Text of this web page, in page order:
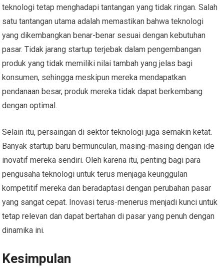
teknologi tetap menghadapi tantangan yang tidak ringan. Salah
satu tantangan utama adalah memastikan bahwa teknologi
yang dikembangkan benar-benar sesuai dengan kebutuhan
pasar. Tidak jarang startup terjebak dalam pengembangan
produk yang tidak memiliki nilai tambah yang jelas bagi
konsumen, sehingga meskipun mereka mendapatkan
pendanaan besar, produk mereka tidak dapat berkembang
dengan optimal.
Selain itu, persaingan di sektor teknologi juga semakin ketat.
Banyak startup baru bermunculan, masing-masing dengan ide
inovatif mereka sendiri. Oleh karena itu, penting bagi para
pengusaha teknologi untuk terus menjaga keunggulan
kompetitif mereka dan beradaptasi dengan perubahan pasar
yang sangat cepat. Inovasi terus-menerus menjadi kunci untuk
tetap relevan dan dapat bertahan di pasar yang penuh dengan
dinamika ini.
Kesimpulan